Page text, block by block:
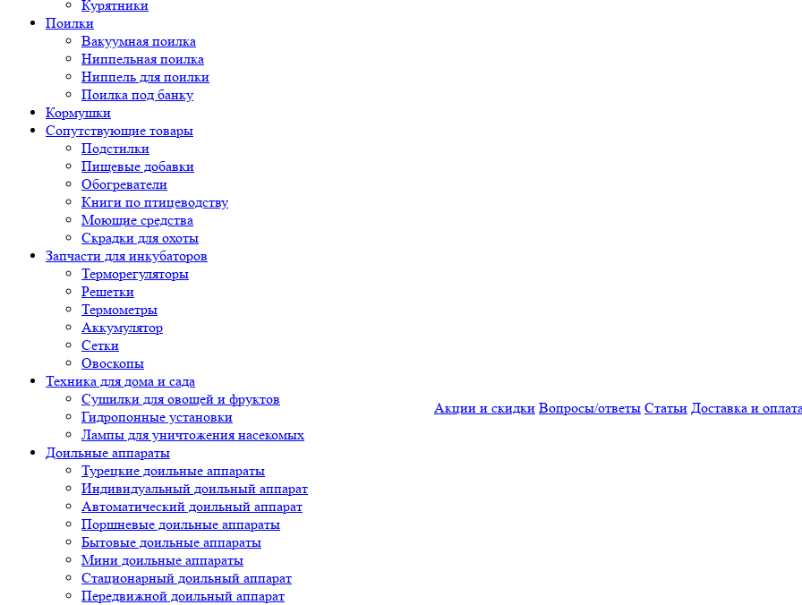
Курятники
Поилки
Вакуумная поилка
Ниппельная поилка
Ниппель для поилки
Поилка под банку
Кормушки
Сопутствующие товары
Подстилки
Пищевые добавки
Обогреватели
Книги по птицеводству
Моющие средства
Скрадки для охоты
Запчасти для инкубаторов
Терморегуляторы
Решетки
Термометры
Аккумулятор
Сетки
Овоскопы
Техника для дома и сада
Сушилки для овощей и фруктов
Гидропонные установки
Лампы для уничтожения насекомых
Доильные аппараты
Турецкие доильные аппараты
Индивидуальный доильный аппарат
Автоматический доильный аппарат
Поршневые доильные аппараты
Бытовые доильные аппараты
Мини доильные аппараты
Стационарный доильный аппарат
Передвижной доильный аппарат
Акции и скидки Вопросы/ответы Статьи Доставка и